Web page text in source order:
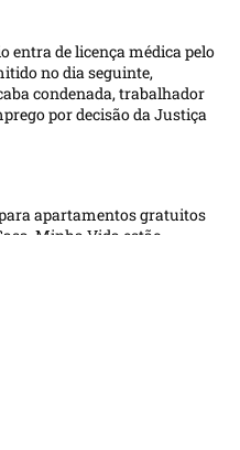
entra de licença médica pelo
no dia seguinte,
condenada, trabalhador
por decisão da Justiça
apartamentos gratuitos
Minha Vida estão